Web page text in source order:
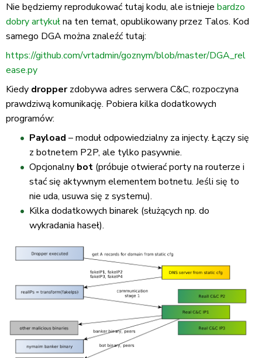
Nie będziemy reprodukować tutaj kodu, ale istnieje bardzo
dobry artykułna ten temat, opublikowany przez Talos. Kod
samego DGA można znaleźć tutaj:
https://github.com/vrtadmin/goznym/blob/master/DGA_rel
ease.py
Kiedy dropperzdobywa adres serwera C&C, rozpoczyna
prawdziwą komunikację. Pobiera kilka dodatkowych
programów:
Payload – moduł odpowiedzialny za injecty. Łączy się
z botnetem P2P, ale tylko pasywnie.
Opcjonalny bot (próbuje otwierać porty na routerze i
stać się aktywnym elementem botnetu. Jeśli się to
nie uda, usuwa się z systemu).
Kilka dodatkowych binarek (służących np. do
wykradania haseł).